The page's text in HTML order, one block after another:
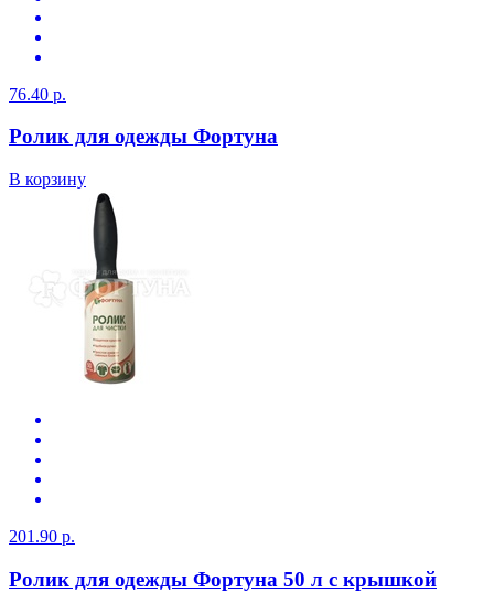
76.40 р.
Ролик для одежды Фортуна
В корзину
201.90 р.
Ролик для одежды Фортуна 50 л с крышкой